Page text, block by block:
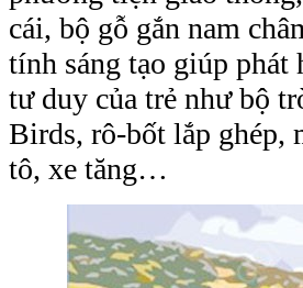
cái, bộ gỗ gắn nam
tính sáng tạo giúp
tư duy của trẻ như bộ
Birds, rô-bốt lắp ghép,
tô, xe tăng…